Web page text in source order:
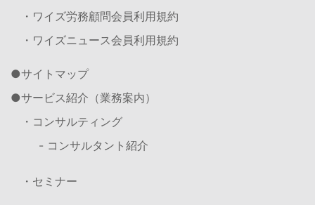
・ワイズ労務顧問会員利用規約
・ワイズニュース会員利用規約
サイトマップ
サービス紹介（業務案内）
・コンサルティング
- コンサルタント紹介
・セミナー